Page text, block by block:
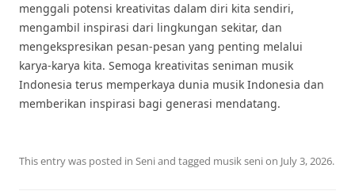
menggali potensi kreativitas dalam diri kita sendiri,
mengambil inspirasi dari lingkungan sekitar, dan
mengekspresikan pesan-pesan yang penting melalui
karya-karya kita. Semoga kreativitas seniman musik
Indonesia terus memperkaya dunia musik Indonesia dan
memberikan inspirasi bagi generasi mendatang.
This entry was posted in Seniand tagged musik senion July 3, 2026.